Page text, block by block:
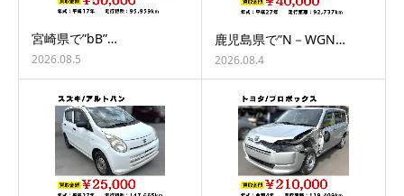
宮崎県で”bB”…
2026.08.5
鹿児島県で”N－WGN…
2026.08.4